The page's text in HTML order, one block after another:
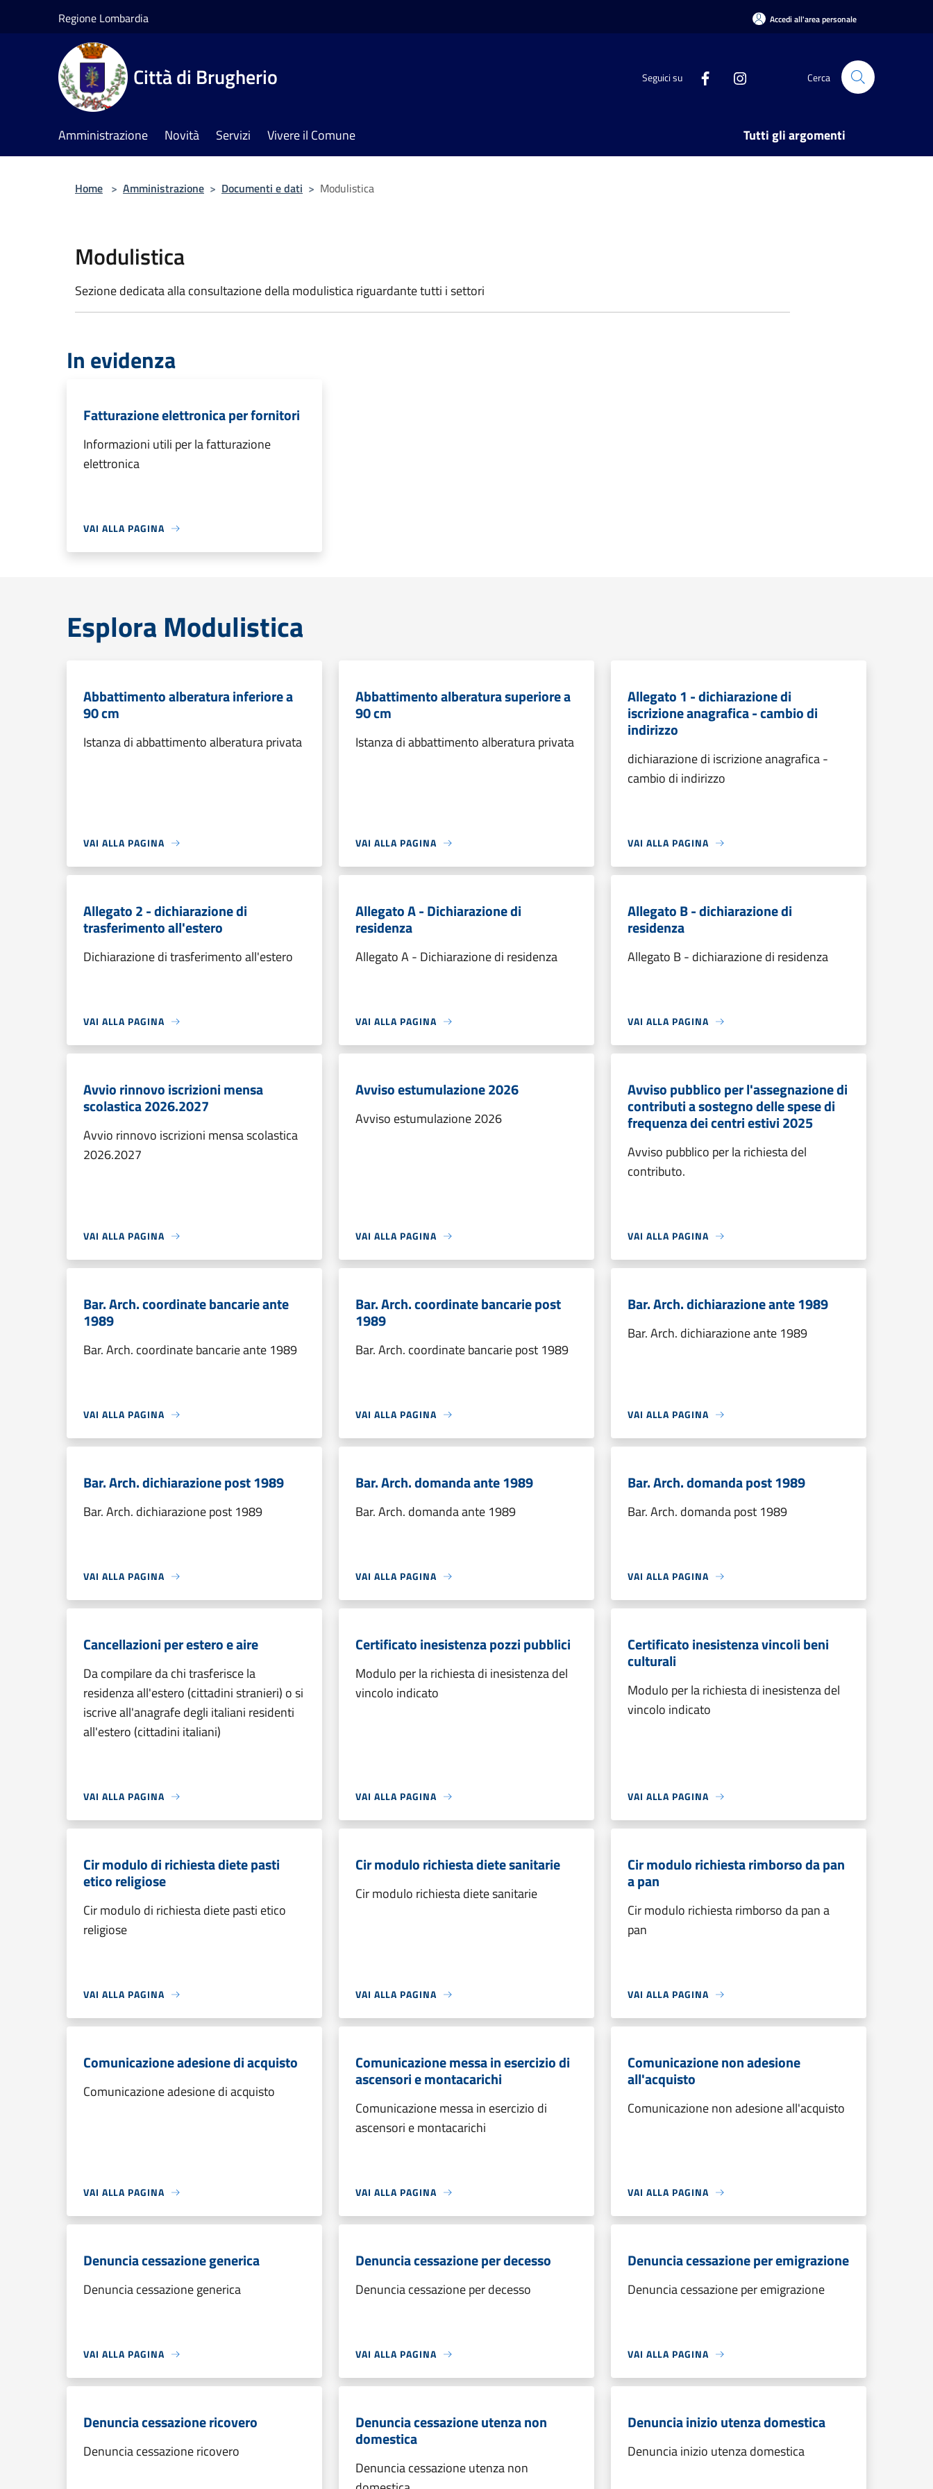
Regione Lombardia Accedi all'area personale
Città di Brugherio Seguici su Cerca
Amministrazione Novità Servizi Vivere il Comune Tutti gli argomenti
Home > Amministrazione > Documenti e dati > Modulistica
Modulistica
Sezione dedicata alla consultazione della modulistica riguardante tutti i settori
In evidenza
Fatturazione elettronica per fornitori
Informazioni utili per la fatturazione
elettronica
VAI ALLA PAGINA
Esplora Modulistica
Abbattimento alberatura inferiore a
90 cm
Istanza di abbattimento alberatura privata
VAI ALLA PAGINA
Abbattimento alberatura superiore a
90 cm
Istanza di abbattimento alberatura privata
VAI ALLA PAGINA
Allegato 1 - dichiarazione di
iscrizione anagrafica - cambio di
indirizzo
dichiarazione di iscrizione anagrafica -
cambio di indirizzo
VAI ALLA PAGINA
Allegato 2 - dichiarazione di
trasferimento all'estero
Dichiarazione di trasferimento all'estero
VAI ALLA PAGINA
Allegato A - Dichiarazione di
residenza
Allegato A - Dichiarazione di residenza
VAI ALLA PAGINA
Allegato B - dichiarazione di
residenza
Allegato B - dichiarazione di residenza
VAI ALLA PAGINA
Avvio rinnovo iscrizioni mensa
scolastica 2026.2027
Avvio rinnovo iscrizioni mensa scolastica
2026.2027
VAI ALLA PAGINA
Avviso estumulazione 2026
Avviso estumulazione 2026
VAI ALLA PAGINA
Avviso pubblico per l'assegnazione di
contributi a sostegno delle spese di
frequenza dei centri estivi 2025
Avviso pubblico per la richiesta del
contributo.
VAI ALLA PAGINA
Bar. Arch. coordinate bancarie ante
1989
Bar. Arch. coordinate bancarie ante 1989
VAI ALLA PAGINA
Bar. Arch. coordinate bancarie post
1989
Bar. Arch. coordinate bancarie post 1989
VAI ALLA PAGINA
Bar. Arch. dichiarazione ante 1989
Bar. Arch. dichiarazione ante 1989
VAI ALLA PAGINA
Bar. Arch. dichiarazione post 1989
Bar. Arch. dichiarazione post 1989
VAI ALLA PAGINA
Bar. Arch. domanda ante 1989
Bar. Arch. domanda ante 1989
VAI ALLA PAGINA
Bar. Arch. domanda post 1989
Bar. Arch. domanda post 1989
VAI ALLA PAGINA
Cancellazioni per estero e aire
Da compilare da chi trasferisce la
residenza all'estero (cittadini stranieri) o si
iscrive all'anagrafe degli italiani residenti
all'estero (cittadini italiani)
VAI ALLA PAGINA
Certificato inesistenza pozzi pubblici
Modulo per la richiesta di inesistenza del
vincolo indicato
VAI ALLA PAGINA
Certificato inesistenza vincoli beni
culturali
Modulo per la richiesta di inesistenza del
vincolo indicato
VAI ALLA PAGINA
Cir modulo di richiesta diete pasti
etico religiose
Cir modulo di richiesta diete pasti etico
religiose
VAI ALLA PAGINA
Cir modulo richiesta diete sanitarie
Cir modulo richiesta diete sanitarie
VAI ALLA PAGINA
Cir modulo richiesta rimborso da pan
a pan
Cir modulo richiesta rimborso da pan a
pan
VAI ALLA PAGINA
Comunicazione adesione di acquisto
Comunicazione adesione di acquisto
VAI ALLA PAGINA
Comunicazione messa in esercizio di
ascensori e montacarichi
Comunicazione messa in esercizio di
ascensori e montacarichi
VAI ALLA PAGINA
Comunicazione non adesione
all'acquisto
Comunicazione non adesione all'acquisto
VAI ALLA PAGINA
Denuncia cessazione generica
Denuncia cessazione generica
VAI ALLA PAGINA
Denuncia cessazione per decesso
Denuncia cessazione per decesso
VAI ALLA PAGINA
Denuncia cessazione per emigrazione
Denuncia cessazione per emigrazione
VAI ALLA PAGINA
Denuncia cessazione ricovero
Denuncia cessazione ricovero
Denuncia cessazione utenza non
domestica
Denuncia cessazione utenza non
Denuncia inizio utenza domestica
Denuncia inizio utenza domestica